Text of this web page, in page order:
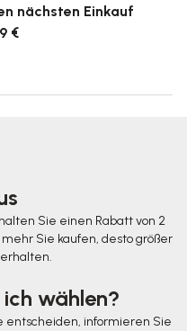
nächsten Einkauf
€
Sie einen Rabatt von 2
mehr Sie kaufen, desto größer
wählen?
entscheiden, informieren Sie